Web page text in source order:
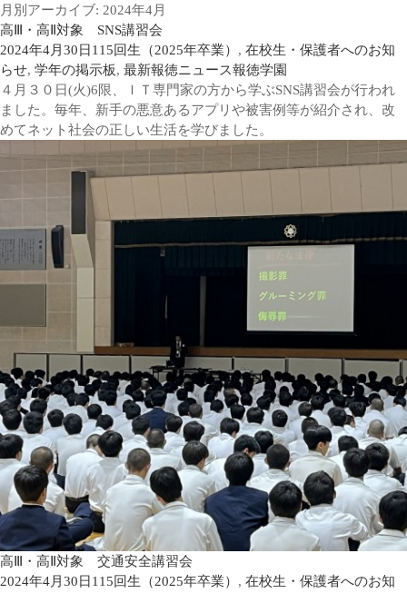
月別アーカイブ: 2024年4月
高Ⅲ・高Ⅱ対象 SNS講習会
2024年4月30日 115回生（2025年卒業） , 在校生・保護者へのお知
らせ, 学年の掲示板, 最新報徳ニュース報徳学園
４月３０日(火)6限、ＩＴ専門家の方から学ぶSNS講習会が行われ
ました。毎年、新手の悪意あるアプリや被害例等が紹介され、改
めてネット社会の正しい生活を学びました。
高Ⅲ・高Ⅱ対象 交通安全講習会
2024年4月30日 115回生（2025年卒業） , 在校生・保護者へのお知